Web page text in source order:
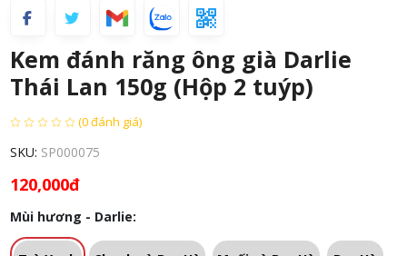
Kem đánh răng ông già Darlie
Thái Lan 150g (Hộp 2 tuýp)
(0 đánh giá)
SKU: SP000075
120,000đ
Mùi hương - Darlie: